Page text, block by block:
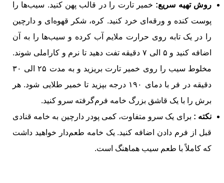
روش تهیه سریع: خمیر تارت را در قالب پهن کنید. سیب‌ها را
پوست کنده و ورقه‌ای خرد کنید. کره، شکر قهوه‌ای و دارچین
را در یک تابه روی حرارت ملایم آب کرده و سیب‌ها را به آن
اضافه کنید و ۵ الی ۷ دقیقه تفت دهید تا نرم و کاراملی شوند.
مخلوط سیب را روی خمیر تارت بریزید و به مدت ۲۵ الی ۳۰
دقیقه در فر با دمای ۱۹۰ درجه بپزید تا خمیر طلایی شود. هر
برش را با یک قاشق بزرگ خامه فرم‌گرفته سرو کنید.
نکته : برای یک سرو متفاوت، کمی پودر دارچین به خامه قنادی
قبل از فرم دادن اضافه کنید. یک خامه طعم‌دار خواهید داشت
که کاملاً با طعم سیب هماهنگ است.